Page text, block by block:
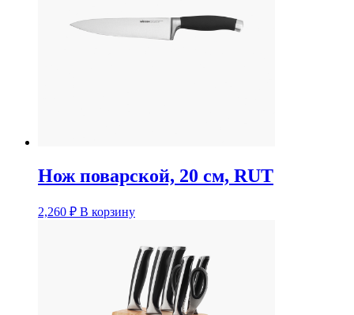
Нож поварской, 20 см, RUT
2,260 ₽ В корзину